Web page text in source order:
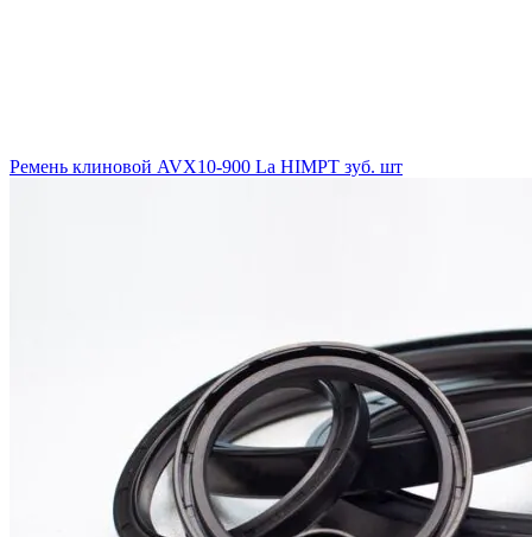
Ремень клиновой AVX10-900 La HIMPT зуб. шт